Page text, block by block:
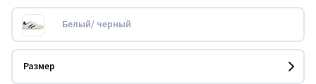
Белый/ черный
Размер